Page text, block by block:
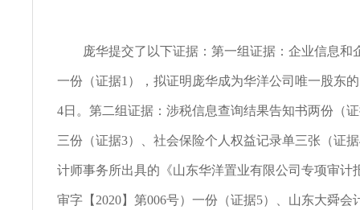
庞华提交了以下证据：第一组证据：企业信息和
一份（证据1），拟证明庞华成为华洋公司唯一股东
4日。第二组证据：涉税信息查询结果告知书两份（
三份（证据3）、社会保险个人权益记录单三张（证
计师事务所出具的《山东华洋置业有限公司专项审计
审字【2020】第006号）一份（证据5）、山东大舜会